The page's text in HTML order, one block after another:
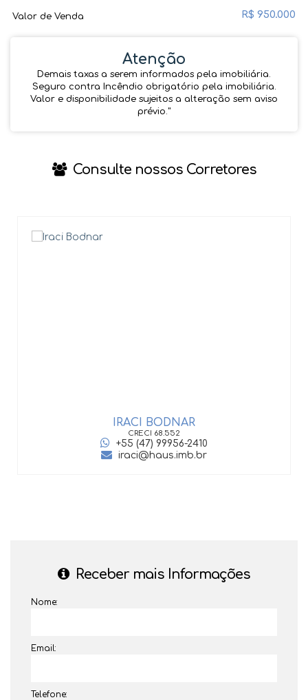
R$ 950.000
Valor de Venda
Atenção
Demais taxas a serem informados pela imobiliária.
Seguro contra Incêndio obrigatório pela imobiliária.
Valor e disponibilidade sujeitos a alteração sem aviso
prévio.''
Consulte nossos Corretores
IRACI BODNAR
CRECI 68.552
+55 (47) 99956-2410
iraci@haus.imb.br
Receber mais Informações
Nome:
Email:
Telefone: